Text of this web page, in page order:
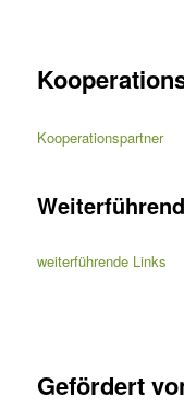
Kooperationspartner
weiterführende Links
Gefördert